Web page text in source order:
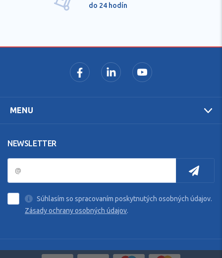
do 24 hodín
MENU
NEWSLETTER
Súhlasím so spracovaním poskytnutých osobných údajov.
Zásady ochrany osobných údajov.